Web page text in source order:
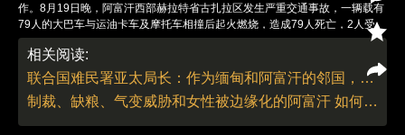
作。8月19日晚，阿富汗西部赫拉特省古扎拉区发生严重交通事故，一辆载有
79人的大巴车与运油卡车及摩托车相撞后起火燃烧，造成79人死亡，2人受
伤，死者中包含至少17名儿童，多数遗体严重烧毁难以辨认。据赫拉特省政
府发言人穆罕默德·优素福·萨伊迪透露，事故大巴当时正从伊朗边境城镇伊斯
兰卡拉驶往喀布尔，车上乘客均为近期被伊朗遣返的人员。初步调查显示，大
巴超速行驶且司机操作失误是导致事故的直接原因，而卡车运输的燃油则加剧
了火势蔓延。过去数月以来，已有近180万阿富汗人被伊朗强制遣返。图：视
觉中国
相关阅读:
联合国难民署亚太局长：作为缅甸和阿富汗的邻国，中国对问题的解决作用重要
制裁、缺粮、气变威胁和女性被边缘化的阿富汗 如何不被世人遗忘